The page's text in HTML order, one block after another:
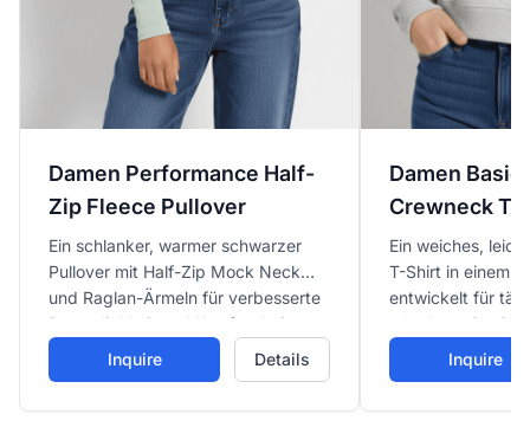
Damen Performance Half-
Zip Fleece Pullover
Ein schlanker, warmer schwarzer
Pullover mit Half-Zip Mock Neck
und Raglan-Ärmeln für verbesserte
Beweglichkeit und Komfort beim
Outdoor- oder Kaltwetter-Training.
Inquire Details
Damen
Crewneck T-
Ein weiches,
T-Shirt in einem
entwickelt für
oder Layering in
Athleisure-Outfits.
Inquire